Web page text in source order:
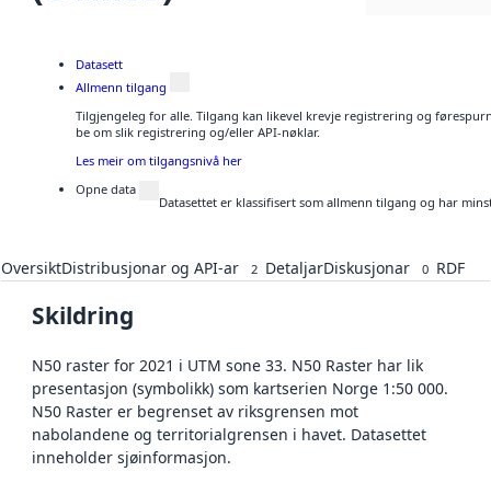
Datasett
Allmenn tilgang
Tilgjengeleg for alle. Tilgang kan likevel krevje registrering og
be om slik registrering og/eller API-nøklar.
Les meir om tilgangsnivå her
Opne data
Datasettet er klassifisert som allmenn tilgang og har
OversiktDistribusjonar og API-ar 2 DetaljarDiskusjonar 0 RDF
Skildring
N50 raster for 2021 i UTM sone 33. N50 Raster har lik
presentasjon (symbolikk) som kartserien Norge 1:50 000.
N50 Raster er begrenset av riksgrensen mot
nabolandene og territorialgrensen i havet. Datasettet
inneholder sjøinformasjon.